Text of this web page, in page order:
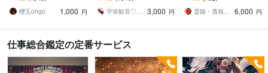
定と仕事運向上の祈祷セ
ット櫻五ohgo
1,000 円
ないリアル動画で天命に
繋がる仕事をしよう
宇宙観音♡白風結唯水
3,000 円
職・転職・起業・退職
霊能・透視者HAIBARA
6,000 円
仕事総合鑑定の定番サービス